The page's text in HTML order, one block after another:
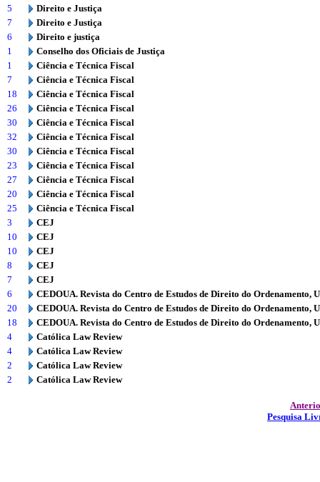
5
Direito e Justiça
7
Direito e Justiça
6
Direito e justiça
1
Conselho dos Oficiais de Justiça
1
Ciência e Técnica Fiscal
7
Ciência e Técnica Fiscal
18
Ciência e Técnica Fiscal
26
Ciência e Técnica Fiscal
30
Ciência e Técnica Fiscal
32
Ciência e Técnica Fiscal
30
Ciência e Técnica Fiscal
23
Ciência e Técnica Fiscal
27
Ciência e Técnica Fiscal
20
Ciência e Técnica Fiscal
25
Ciência e Técnica Fiscal
3
CEJ
10
CEJ
10
CEJ
8
CEJ
7
CEJ
6
CEDOUA. Revista do Centro de Estudos de Direito do Ordenamento,
20
CEDOUA. Revista do Centro de Estudos de Direito do Ordenamento,
18
CEDOUA. Revista do Centro de Estudos de Direito do Ordenamento,
4
Católica Law Review
4
Católica Law Review
2
Católica Law Review
2
Católica Law Review
Pesquisa